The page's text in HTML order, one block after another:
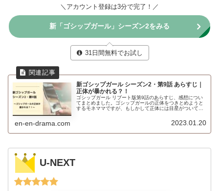
＼アカウント登録は3分で完了！／
新「ゴシップガール」シーズン2をみる
31日間無料でお試し
新ゴシップガール シーズン2・第9話 あらすじ｜
正体が暴かれる？！
ゴシップガール リブート版第9話のあらすじ、感想につい
てまとめました。ゴシップガールの正体をつきとめようと
するモネママですが、もしかして正体には目星がついてい
en-en-drama.com 2023.01.20
U-NEXT